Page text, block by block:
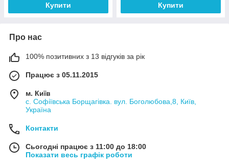
Купити Купити
Про нас
100% позитивних з 13 відгуків за рік
Працює з 05.11.2015
м. Київ
с. Софіївська Борщагівка. вул. Боголюбова,8, Київ,
Україна
Контакти
Сьогодні працює з 11:00 до 18:00
Показати весь графік роботи